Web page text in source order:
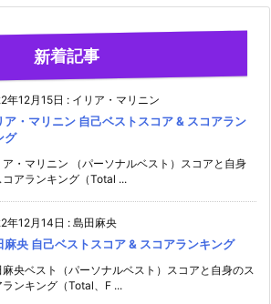
新着記事
年12月15日 : イリア・マリニン
ア・マリニン 自己ベストスコア & スコアラン
グ
ア・マリニン （パーソナルベスト）スコアと自身
コアランキング（Total ...
年12月14日 : 島田麻央
麻央 自己ベストスコア & スコアランキング
麻央ベスト（パーソナルベスト）スコアと自身のス
ランキング（Total、F ...